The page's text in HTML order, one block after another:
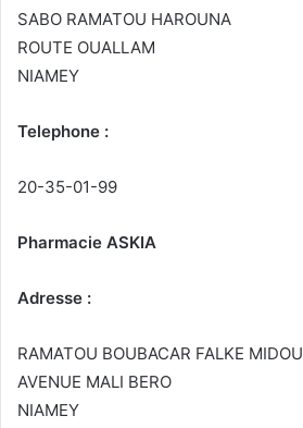
SABO RAMATOU HAROUNA
ROUTE OUALLAM
NIAMEY
Telephone :
20-35-01-99
Pharmacie ASKIA
Adresse :
RAMATOU BOUBACAR FALKE MIDOU
AVENUE MALI BERO
NIAMEY